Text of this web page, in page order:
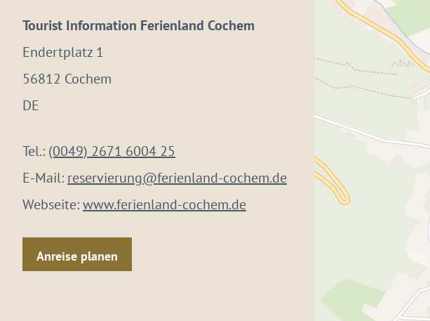
Tourist Information Ferienland Cochem
Endertplatz 1
56812 Cochem
DE
Tel.: (0049) 2671 6004 25
E-Mail: reservierung@ferienland-cochem.de
Webseite:www.ferienland-cochem.de
Anreise planen